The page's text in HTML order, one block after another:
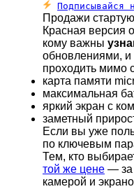
Продажи
Красная версия
кому важны
обновлениями, и
проходить мимо
карта памяти
максимальная
яркий экран с
заметный
Если вы уже
по ключевым
Тем, кто
той же цене — за
камерой и